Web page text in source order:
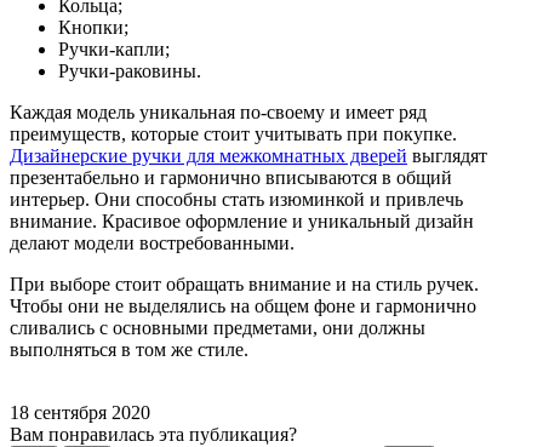
Кольца;
Кнопки;
Ручки-капли;
Ручки-раковины.
Каждая модель уникальная по-своему и имеет ряд
преимуществ, которые стоит учитывать при покупке.
Дизайнерские ручки для межкомнатных дверей выглядят
презентабельно и гармонично вписываются в общий
интерьер. Они способны стать изюминкой и привлечь
внимание. Красивое оформление и уникальный дизайн
делают модели востребованными.
При выборе стоит обращать внимание и на стиль ручек.
Чтобы они не выделялись на общем фоне и гармонично
сливались с основными предметами, они должны
выполняться в том же стиле.
18 сентября 2020
Вам понравилась эта публикация?